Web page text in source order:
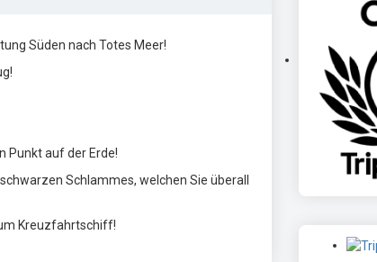
Süden nach Totes Meer!
Punkt auf der Erde!
Schlammes, welchen Sie überall
Kreuzfahrtschiff!